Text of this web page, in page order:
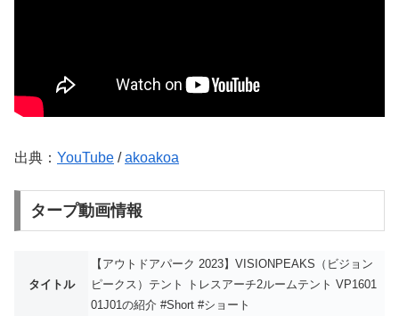
出典： YouTube /akoakoa
タープ動画情報
タイトル
【アウトドアパーク 2023】VISIONPEAKS（ビジョン
ピークス）テント トレスアーチ2ルームテント VP1601
01J01の紹介 #Short #ショート